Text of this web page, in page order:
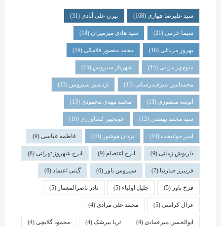
سید علیرضا قهاری(168) بیژن علی آبادی(31)
شیما خرمی(21) سید هادی میرمیران(18)
بهروز مرباغی (16) محمد منصور فلامکی (16)
منوچهر مزینی(15) شهریار سیروس(15)
محمدامین میرفندرسکی(13) اردشیر سیروس(13)
انوشه منصوری(13) محمد مهدی محمودی(13)
سید محمد بهشتی(12) خوبچهر کشاورزی(10)
امیر جوانبخت(10) یزدان هوشور(10) فاطمه عباسی(9)
داریوش زمانی(9) ایرج اعتصام(9) ایرج شهروز تهرانی(8)
فریبرز جبارنیا(7) سیروس باور(6) گیتی اعتماد(6)
فرخ باور(5) جلیل اولیاء(5) نادر ناصرالمعمار (5)
غزال کرامتی(5) محمد علی مرادی(4)
ابوالحسن میرعمادی(4) ثریا بیرشک(4) محمود گلابچی(4)